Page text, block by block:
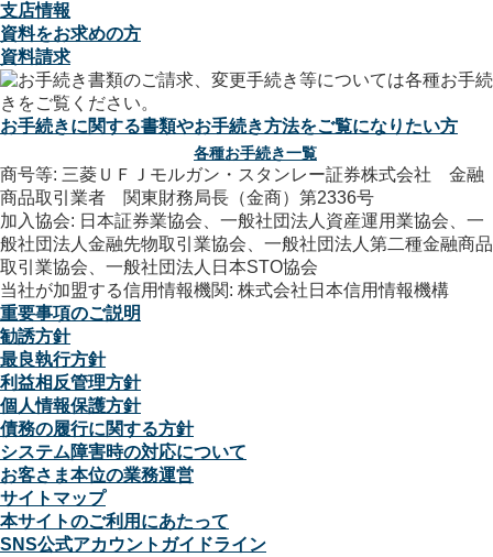
支店情報
資料をお求めの方
資料請求
お手続きに関する書類やお手続き方法をご覧になりたい方
各種お手続き一覧
商号等: 三菱ＵＦＪモルガン・スタンレー証券株式会社 金融
商品取引業者 関東財務局長（金商）第2336号
加入協会: 日本証券業協会、一般社団法人資産運用業協会、一
般社団法人金融先物取引業協会、一般社団法人第二種金融商品
取引業協会、一般社団法人日本STO協会
当社が加盟する信用情報機関: 株式会社日本信用情報機構
重要事項のご説明
勧誘方針
最良執行方針
利益相反管理方針
個人情報保護方針
債務の履行に関する方針
システム障害時の対応について
お客さま本位の業務運営
サイトマップ
本サイトのご利用にあたって
SNS公式アカウントガイドライン